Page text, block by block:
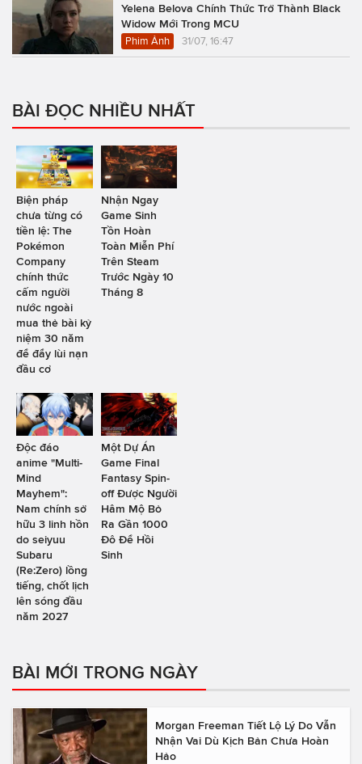
Yelena Belova Chính Thức Trở Thành Black
Widow Mới Trong MCU
Phim Ảnh 31/07, 16:47
BÀI ĐỌC NHIỀU NHẤT
Biện pháp
chưa từng có
tiền lệ: The
Pokémon
Company
chính thức
cấm người
nước ngoài
mua thẻ bài kỷ
niệm 30 năm
để đẩy lùi nạn
đầu cơ
Nhận Ngay
Game Sinh
Tồn Hoàn
Toàn Miễn Phí
Trên Steam
Trước Ngày 10
Tháng 8
Độc đáo
anime "Multi-
Mind
Mayhem":
Nam chính sở
hữu 3 linh hồn
do seiyuu
Subaru
(Re:Zero) lồng
tiếng, chốt lịch
lên sóng đầu
năm 2027
Một Dự Án
Game Final
Fantasy Spin-
off Được Người
Hâm Mộ Bỏ
Ra Gần 1000
Đô Để Hồi
Sinh
BÀI MỚI TRONG NGÀY
Morgan Freeman Tiết Lộ Lý Do Vẫn
Nhận Vai Dù Kịch Bản Chưa Hoàn
Hảo